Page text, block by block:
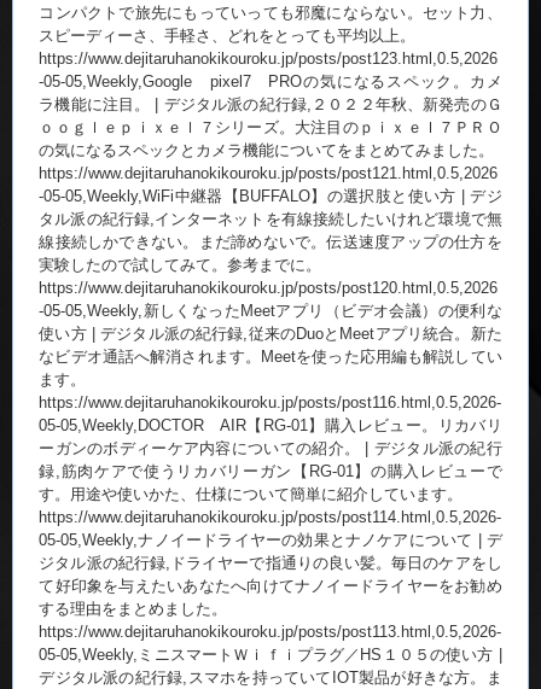
コンパクトで旅先にもっていっても邪魔にならない。セット力、
スピーディーさ、手軽さ、どれをとっても平均以上。
https://www.dejitaruhanokikouroku.jp/posts/post123.html,0.5,2026
-05-05,Weekly,Google pixel7 PROの気になるスペック。カメ
ラ機能に注目。 | デジタル派の紀行録,２０２２年秋、新発売のＧ
ｏｏｇｌｅｐｉｘｅｌ７シリーズ。大注目のｐｉｘｅｌ７ＰＲＯ
の気になるスペックとカメラ機能についてをまとめてみました。
https://www.dejitaruhanokikouroku.jp/posts/post121.html,0.5,2026
-05-05,Weekly,WiFi中継器【BUFFALO】の選択肢と使い方 | デジ
タル派の紀行録,インターネットを有線接続したいけれど環境で無
線接続しかできない。まだ諦めないで。伝送速度アップの仕方を
実験したので試してみて。参考までに。
https://www.dejitaruhanokikouroku.jp/posts/post120.html,0.5,2026
-05-05,Weekly,新しくなったMeetアプリ（ビデオ会議）の便利な
使い方 | デジタル派の紀行録,従来のDuoとMeetアプリ統合。新た
なビデオ通話へ解消されます。Meetを使った応用編も解説してい
ます。
https://www.dejitaruhanokikouroku.jp/posts/post116.html,0.5,2026-
05-05,Weekly,DOCTOR AIR【RG-01】購入レビュー。リカバリ
ーガンのボディーケア内容についての紹介。 | デジタル派の紀行
録,筋肉ケアで使うリカバリーガン【RG-01】の購入レビューで
す。用途や使いかた、仕様について簡単に紹介しています。
https://www.dejitaruhanokikouroku.jp/posts/post114.html,0.5,2026-
05-05,Weekly,ナノイードライヤーの効果とナノケアについて | デ
ジタル派の紀行録,ドライヤーで指通りの良い髪。毎日のケアをし
て好印象を与えたいあなたへ向けてナノイードライヤーをお勧め
する理由をまとめました。
https://www.dejitaruhanokikouroku.jp/posts/post113.html,0.5,2026-
05-05,Weekly,ミニスマートＷｉｆｉプラグ／HS１０５の使い方 |
デジタル派の紀行録,スマホを持っていてIOT製品が好きな方。ま